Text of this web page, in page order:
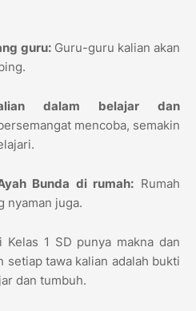
guru:Guru-guru kalian akan
dalam belajar dan
mencoba, semakin
Bunda di rumah: Rumah
nyaman juga.
1 SD punya makna dan
setiap tawa kalian adalah bukti
dan tumbuh.